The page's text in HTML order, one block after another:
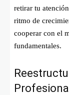
retirar tu
ritmo de
cooperar con el
fundamentales.